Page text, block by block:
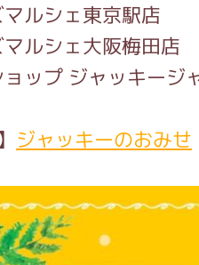
マルシェ東京駅店
マルシェ大阪梅田店
ョップ ジャッキー
ジャッキーのおみせ
テンツ(クイズ・
ズ！
しょくいんしつ